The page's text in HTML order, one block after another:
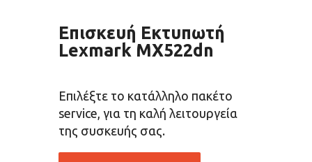
Επισκευή Εκτυπωτή
Lexmark MX522dn
Επιλέξτε το κατάλληλο πακέτο
service, για τη καλή λειτουργεία
της συσκευής σας.